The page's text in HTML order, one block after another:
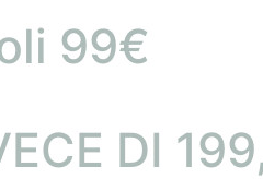
99€
DI